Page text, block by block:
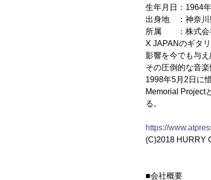
生年月日：1964
出身地 ：神奈川
所属 ：株式会
X JAPANのギタ
影響を今でも与え
その圧倒的な音
1998年5月2日に
Memorial Project
る。
https://
(C)2018 HURRY
■会社概要